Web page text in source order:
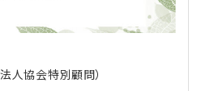
ル
人協会特別顧問）